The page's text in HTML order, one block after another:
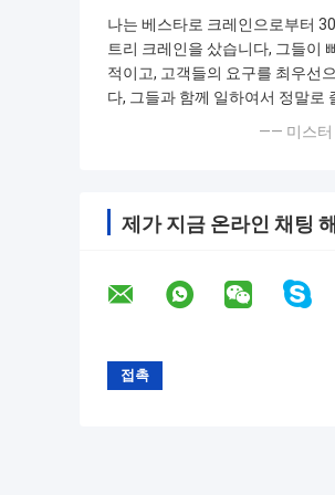
나는 베스타로 크레인으로부터
트리 크레인을 샀습니다, 그들이
적이고, 고객들의 요구를 최우선
다, 그들과 함께 일하여서 정말로
—— 미스터
제가 지금 온라인 채팅